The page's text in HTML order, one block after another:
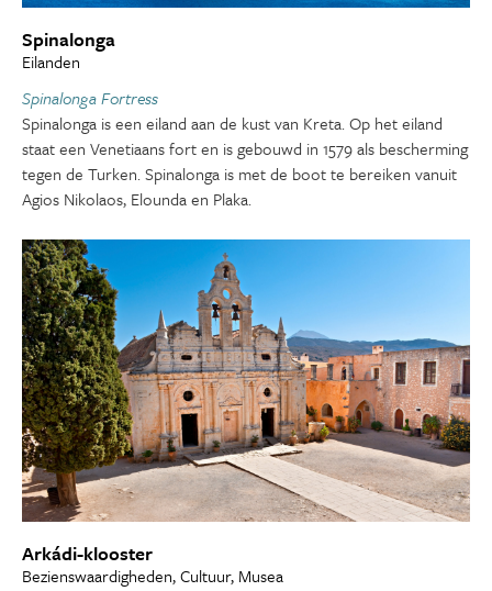
Spinalonga
Eilanden
Spinalonga Fortress
Spinalonga is een eiland aan de kust van Kreta. Op het eiland
staat een Venetiaans fort en is gebouwd in 1579 als bescherming
tegen de Turken. Spinalonga is met de boot te bereiken vanuit
Agios Nikolaos, Elounda en Plaka.
Arkádi-klooster
Bezienswaardigheden, Cultuur, Musea